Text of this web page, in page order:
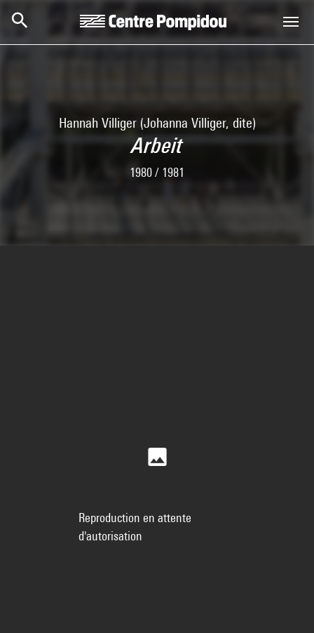
Hannah Villiger (Johanna Villiger, dite)
Arbeit
1980 / 1981
Reproduction en attente
d'autorisation